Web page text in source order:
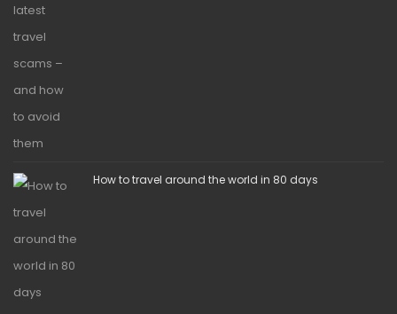
How to travel around the world in 80 days